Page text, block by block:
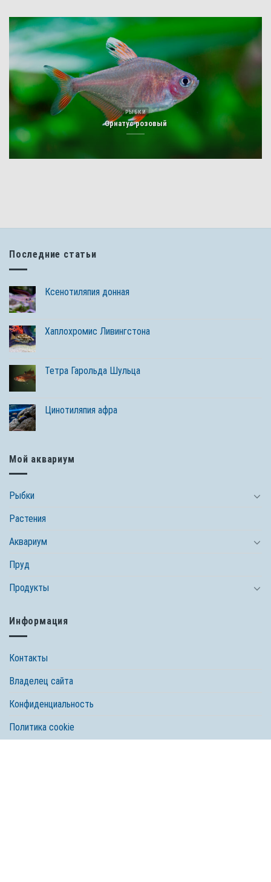
РЫБКИ
Орнатус розовый
Последние статьи
Ксенотиляпия донная
Хаплохромис Ливингстона
Тетра Гарольда Шульца
Цинотиляпия афра
Мой аквариум
Рыбки
Растения
Аквариум
Пруд
Продукты
Информация
Контакты
Владелец сайта
Конфиденциальность
Политика cookie